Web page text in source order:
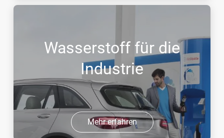
Wasserstoff für die
Industrie
Mehr erfahren